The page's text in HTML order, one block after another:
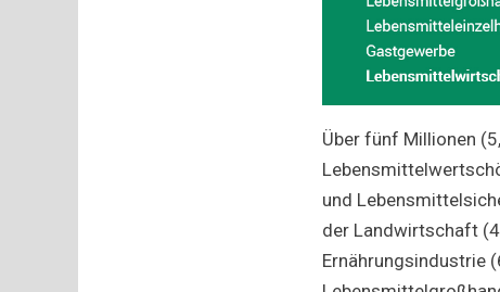
Über fünf Millionen
und
der Landwirtschaft
Ernährungsindustrie